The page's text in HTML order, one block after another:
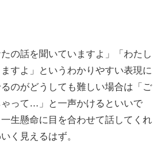
の話を聞いていますよ」「わたし
すよ」というわかりやすい表現に
のがどうしても難しい場合は「ご
って…」と一声かけるといいで
生懸命に目を合わせて話してくれ
く見えるはず。